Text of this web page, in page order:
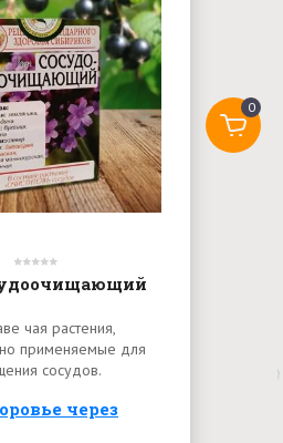
чая растения,
применяемые для
сосудов.
через
0